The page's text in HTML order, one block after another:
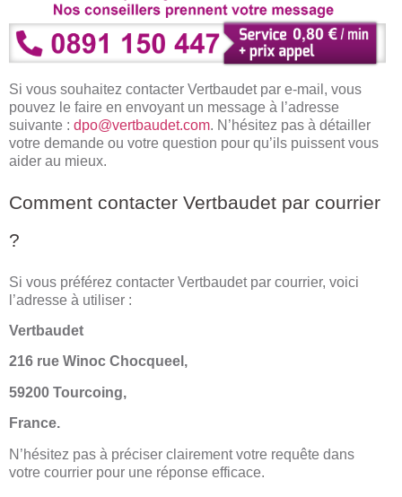
Si vous souhaitez contacter Vertbaudet par e-mail, vous
pouvez le faire en envoyant un message à l’adresse
suivante : dpo@vertbaudet.com. N’hésitez pas à détailler
votre demande ou votre question pour qu’ils puissent vous
aider au mieux.
Comment contacter Vertbaudet par courrier
?
Si vous préférez contacter Vertbaudet par courrier, voici
l’adresse à utiliser :
Vertbaudet
216 rue Winoc Chocqueel,
59200 Tourcoing,
France.
N’hésitez pas à préciser clairement votre requête dans
votre courrier pour une réponse efficace.